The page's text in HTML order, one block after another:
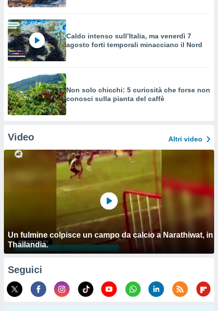
Caldo intenso sull’Italia, ma venerdì 7
agosto forti temporali minacciano il Nord
Non solo chicchi: 5 curiosità che forse non
conosci sulla pianta del caffè
Video Altri video
Un fulmine colpisce un campo da calcio a Narathiwat, in
Thailandia.
Seguici